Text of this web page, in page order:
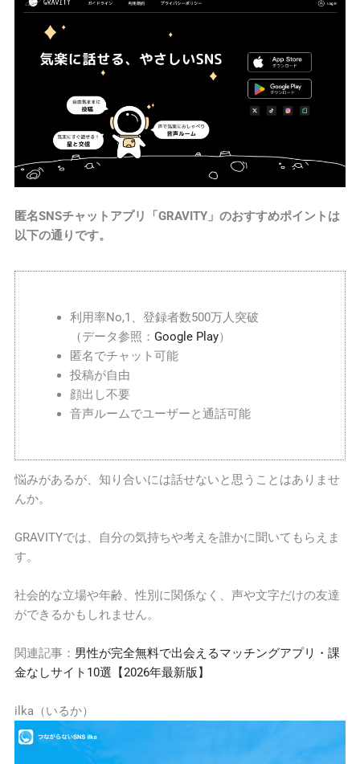
匿名SNSチャットアプリ「GRAVITY」のおすすめポイントは
以下の通りです。
利用率No,1、登録者数500万人突破
（データ参照： Google Play）
匿名でチャット可能
投稿が自由
顔出し不要
音声ルームでユーザーと通話可能
悩みがあるが、知り合いには話せないと思うことはありませ
んか。
GRAVITYでは、自分の気持ちや考えを誰かに聞いてもらえま
す。
社会的な立場や年齢、性別に関係なく、声や文字だけの友達
ができるかもしれません。
関連記事： 男性が完全無料で出会えるマッチングアプリ・課
金なしサイト10選【2026年最新版】
ilka（いるか）